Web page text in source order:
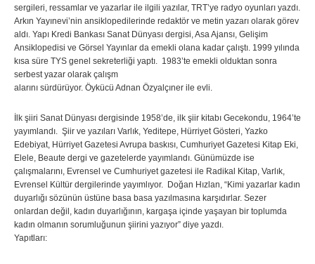
sergileri, ressamlar ve yazarlar ile ilgili yazılar, TRT’ye radyo oyunları yazdı.
Arkın Yayınevi’nin ansiklopedilerinde redaktör ve metin yazarı olarak görev
aldı. Yapı Kredi Bankası Sanat Dünyası dergisi, Asa Ajansı, Gelişim
Ansiklopedisi ve Görsel Yayınlar da emekli olana kadar çalıştı. 1999 yılında
kısa süre TYS genel sekreterliği yaptı. 1983’te emekli olduktan sonra
serbest yazar olarak çalışm
alarını sürdürüyor. Öykücü Adnan Özyalçıner ile evli.
İlk şiiri Sanat Dünyası dergisinde 1958’de, ilk şiir kitabı Gecekondu, 1964’te
yayımlandı. Şiir ve yazıları Varlık, Yeditepe, Hürriyet Gösteri, Yazko
Edebiyat, Hürriyet Gazetesi Avrupa baskısı, Cumhuriyet Gazetesi Kitap Eki,
Elele, Beaute dergi ve gazetelerde yayımlandı. Günümüzde ise
çalışmalarını, Evrensel ve Cumhuriyet gazetesi ile Radikal Kitap, Varlık,
Evrensel Kültür dergilerinde yayımlıyor. Doğan Hızlan, “Kimi yazarlar kadın
duyarlığı sözünün üstüne basa basa yazılmasına karşıdırlar. Sezer
onlardan değil, kadın duyarlığının, kargaşa içinde yaşayan bir toplumda
kadın olmanın sorumluğunun şiirini yazıyor” diye yazdı.
Yapıtları: